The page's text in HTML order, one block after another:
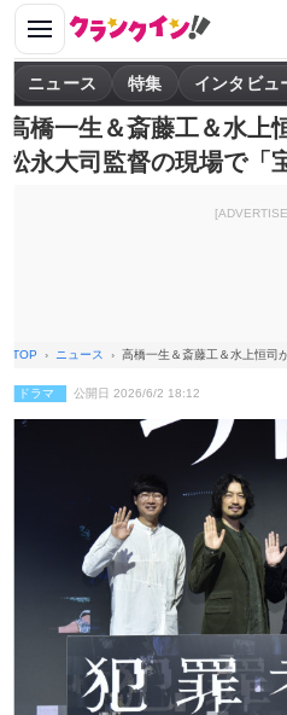
ニュース 特集 インタビュ
高橋一生＆斎藤工＆水
松永大司監督の現場で「
TOP ニュース 高橋一生＆斎藤工＆水上恒司
ドラマ 公開日 2026/6/2 18:12